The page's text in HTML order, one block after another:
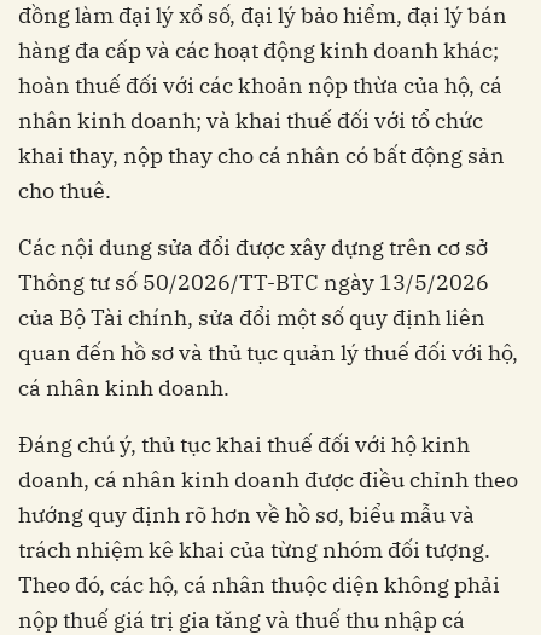
đồng làm đại lý xổ số, đại lý bảo hiểm, đại lý bán
hàng đa cấp và các hoạt động kinh doanh khác;
hoàn thuế đối với các khoản nộp thừa của hộ, cá
nhân kinh doanh; và khai thuế đối với tổ chức
khai thay, nộp thay cho cá nhân có bất động sản
cho thuê.
Các nội dung sửa đổi được xây dựng trên cơ sở
Thông tư số 50/2026/TT-BTC ngày 13/5/2026
của Bộ Tài chính, sửa đổi một số quy định liên
quan đến hồ sơ và thủ tục quản lý thuế đối với hộ,
cá nhân kinh doanh.
Đáng chú ý, thủ tục khai thuế đối với hộ kinh
doanh, cá nhân kinh doanh được điều chỉnh theo
hướng quy định rõ hơn về hồ sơ, biểu mẫu và
trách nhiệm kê khai của từng nhóm đối tượng.
Theo đó, các hộ, cá nhân thuộc diện không phải
nộp thuế giá trị gia tăng và thuế thu nhập cá